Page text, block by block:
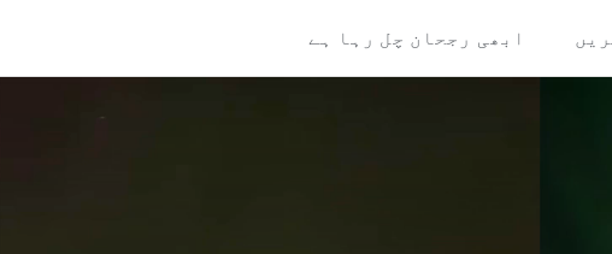
ابھی رجحان چل رہا ہے